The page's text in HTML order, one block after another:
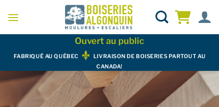
Ouvert au public
FABRIQUÉ AU QUÉBEC
LIVRAISON DE BOISERIES PARTOUT AU
CANADA!